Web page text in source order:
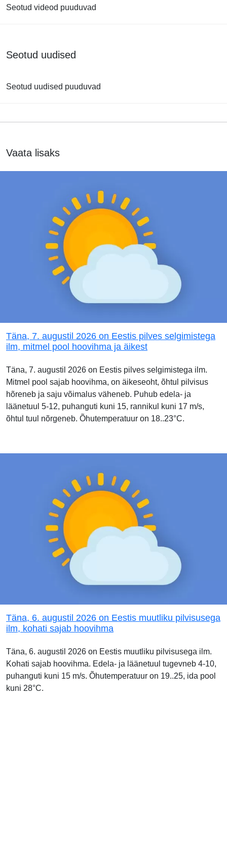
Seotud videod puuduvad
Seotud uudised
Seotud uudised puuduvad
Vaata lisaks
Täna, 7. augustil 2026 on Eestis pilves selgimistega
ilm, mitmel pool hoovihma ja äikest
Täna, 7. augustil 2026 on Eestis pilves selgimistega ilm.
Mitmel pool sajab hoovihma, on äikeseoht, õhtul pilvisus
hõreneb ja saju võimalus väheneb. Puhub edela- ja
läänetuul 5-12, puhanguti kuni 15, rannikul kuni 17 m/s,
õhtul tuul nõrgeneb. Õhutemperatuur on 18..23°C.
Täna, 6. augustil 2026 on Eestis muutliku pilvisusega
ilm, kohati sajab hoovihma
Täna, 6. augustil 2026 on Eestis muutliku pilvisusega ilm.
Kohati sajab hoovihma. Edela- ja läänetuul tugevneb 4-10,
puhanguti kuni 15 m/s. Õhutemperatuur on 19..25, ida pool
kuni 28°C.